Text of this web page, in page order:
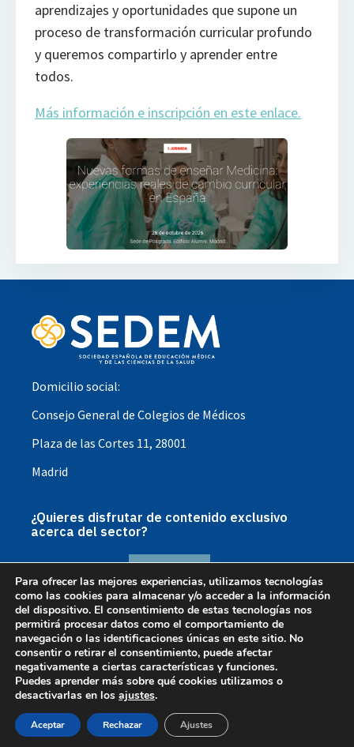
aprendizajes y oportunidades que supone un
proceso de transformación curricular profundo
y queremos compartirlo y aprender entre
todos.
Más información e inscripción en este enlace.
Domicilio social:
Consejo General de Colegios de Médicos
Plaza de las Cortes 11, 28001
Madrid
¿Quieres disfrutar de contenido exclusivo
acerca del sector?
BENEFICIOS SOCIO
@2023 Copyright : Sociedad Española de Educación
Médica
Para ofrecer las mejores experiencias, utilizamos tecnologías
como las cookies para almacenar y/o acceder a la información
del dispositivo. El consentimiento de estas tecnologías nos
permitirá procesar datos como el comportamiento de
navegación o las identificaciones únicas en este sitio. No
consentir o retirar el consentimiento, puede afectar
negativamente a ciertas características y funciones.
Puedes aprender más sobre qué cookies utilizamos o
desactivarlas en los ajustes.
Aceptar Rechazar Ajustes